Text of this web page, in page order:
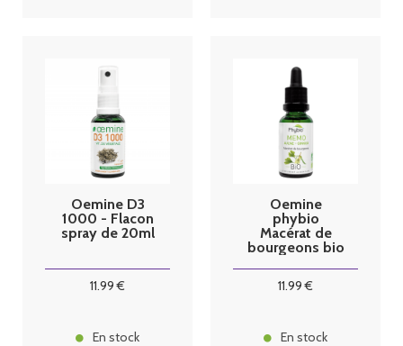
Oemine D3
1000 - Flacon
spray de 20ml
11.99 €
En stock
Oemine
phybio
Macérat de
bourgeons bio
11.99 €
En stock